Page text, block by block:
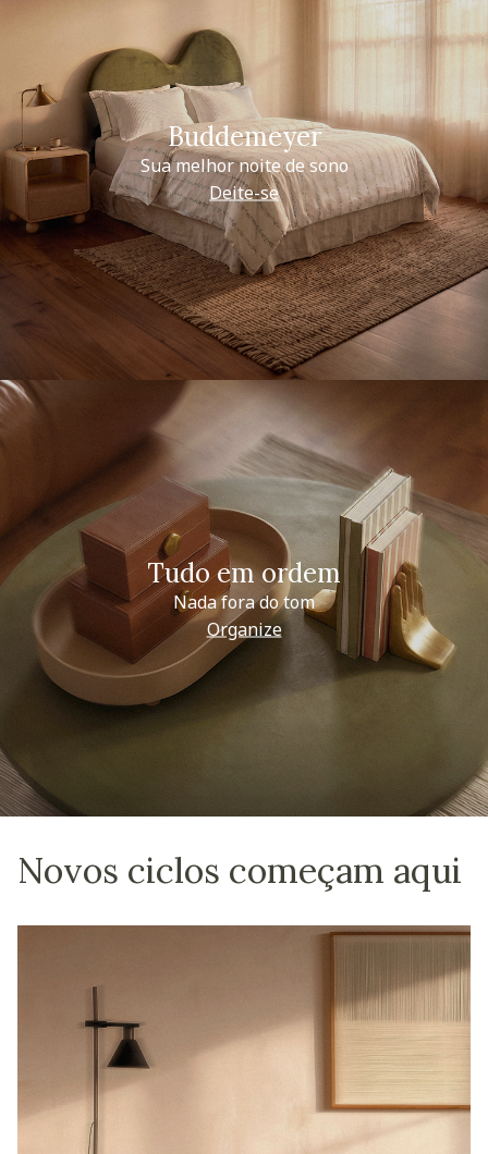
Buddemeyer
Sua melhor noite de sono
Deite-se
Tudo em ordem
Nada fora do tom
Organize
Novos ciclos começam aqui